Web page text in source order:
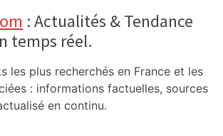
: Actualités & Tendance
temps réel.
les plus recherchés en France et les
: informations factuelles, sources
en continu.